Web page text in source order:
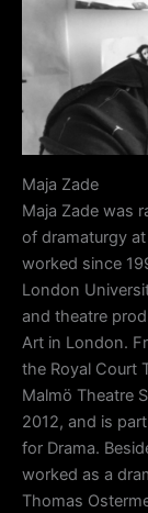
Maja Zade
Maja Zade was
of dramaturgy
worked since
London
and theatre
Art in London.
the Royal Court
Malmö Theatre
2012, and is
for Drama.
worked as a
Thomas